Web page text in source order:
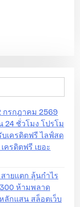
กรกฎาคม 2569
24 ชั่วโมง โปรโม
บเครดิตฟรี ไลฟ์สด
ครดิตฟรี เยอะ
ายแตก ลุ้นกำไร
ห้ามพลาด
ลักแสน สล็อตเว็บ